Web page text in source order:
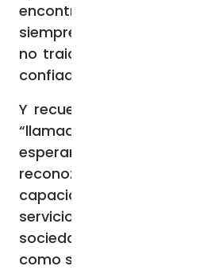
encontrar soluciones y
siempre propositiva
no traicionen a este
confiado su destino”
Y recuerdan que, como
“llamados a mirar el
esperanza y
reconozcan, valoren y
capacidades” que
servicio de las
sociedad, especialmente
como son la paz, la